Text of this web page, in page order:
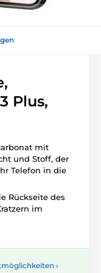
Plus,
mit
und Stoff, der
Telefon in die
Rückseite des
im
›